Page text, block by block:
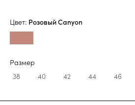
Цвет: Розовый Canyon
Размер
38
40 42 44 46